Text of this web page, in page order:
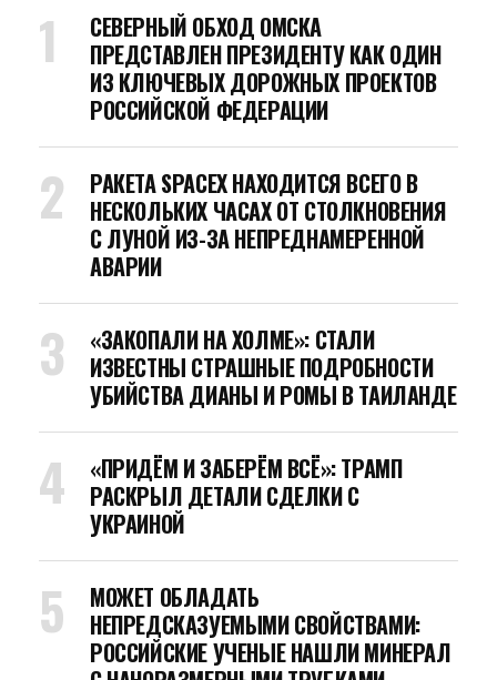
СЕВЕРНЫЙ ОБХОД ОМСКА
ПРЕДСТАВЛЕН ПРЕЗИДЕНТУ КАК ОДИН
ИЗ КЛЮЧЕВЫХ ДОРОЖНЫХ ПРОЕКТОВ
РОССИЙСКОЙ ФЕДЕРАЦИИ
РАКЕТА SPACEX НАХОДИТСЯ ВСЕГО В
НЕСКОЛЬКИХ ЧАСАХ ОТ СТОЛКНОВЕНИЯ
С ЛУНОЙ ИЗ-ЗА НЕПРЕДНАМЕРЕННОЙ
АВАРИИ
«ЗАКОПАЛИ НА ХОЛМЕ»: СТАЛИ
ИЗВЕСТНЫ СТРАШНЫЕ ПОДРОБНОСТИ
УБИЙСТВА ДИАНЫ И РОМЫ В ТАИЛАНДЕ
«ПРИДЁМ И ЗАБЕРЁМ ВСЁ»: ТРАМП
РАСКРЫЛ ДЕТАЛИ СДЕЛКИ С
УКРАИНОЙ
МОЖЕТ ОБЛАДАТЬ
НЕПРЕДСКАЗУЕМЫМИ СВОЙСТВАМИ:
РОССИЙСКИЕ УЧЕНЫЕ НАШЛИ МИНЕРАЛ